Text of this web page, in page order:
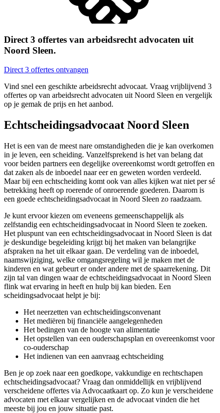
Direct 3 offertes van arbeidsrecht advocaten uit
Noord Sleen.
Direct 3 offertes ontvangen
Vind snel een geschikte arbeidsrecht advocaat. Vraag vrijblijvend 3
offertes op van arbeidsrecht advocaten uit Noord Sleen en vergelijk
op je gemak de prijs en het aanbod.
Echtscheidingsadvocaat Noord Sleen
Het is een van de meest nare omstandigheden die je kan overkomen
in je leven, een scheiding. Vanzelfsprekend is het van belang dat
voor beiden partners een degelijke overeenkomst wordt getroffen en
dat zaken als de inboedel naar eer en geweten worden verdeeld.
Maar bij een echtscheiding komt ook van alles kijken wat niet per sé
betrekking heeft op roerende of onroerende goederen. Daarom is
een goede echtscheidingsadvocaat in Noord Sleen zo raadzaam.
Je kunt ervoor kiezen om eveneens gemeenschappelijk als
zelfstandig een echtscheidingsadvocaat in Noord Sleen te zoeken.
Het pluspunt van een echtscheidingsadvocaat in Noord Sleen is dat
je deskundige begeleiding krijgt bij het maken van belangrijke
afspraken na het uit elkaar gaan. De verdeling van de inboedel,
naamswijziging, welke omgangsregeling wil je maken met de
kinderen en wat gebeurt er onder andere met de spaarrekening. Dit
zijn tal van dingen waar de echtscheidingsadvocaat in Noord Sleen
flink wat ervaring in heeft en hulp bij kan bieden. Een
scheidingsadvocaat helpt je bij:
Het neerzetten van echtscheidingsconvenant
Het mediëren bij financiële aangelegenheden
Het bedingen van de hoogte van alimentatie
Het opstellen van een ouderschapsplan en overeenkomst voor
co-ouderschap
Het indienen van een aanvraag echtscheiding
Ben je op zoek naar een goedkope, vakkundige en rechtschapen
echtscheidingsadvocaat? Vraag dan onmiddellijk en vrijblijvend
verscheidene offertes via Advocaatkaart op. Zo kun je verscheidene
advocaten met elkaar vergelijken en de advocaat vinden die het
meeste bij jou en jouw situatie past.